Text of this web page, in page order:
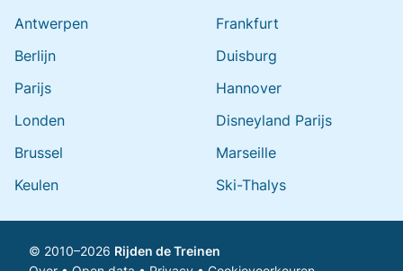
Antwerpen
Berlijn
Parijs
Londen
Brussel
Keulen
Frankfurt
Duisburg
Hannover
Disneyland Parijs
Marseille
Ski-Thalys
© 2010–2026 Rijden de Treinen